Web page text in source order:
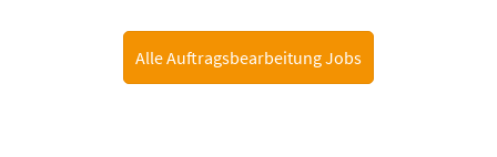
Alle Auftragsbearbeitung Jobs